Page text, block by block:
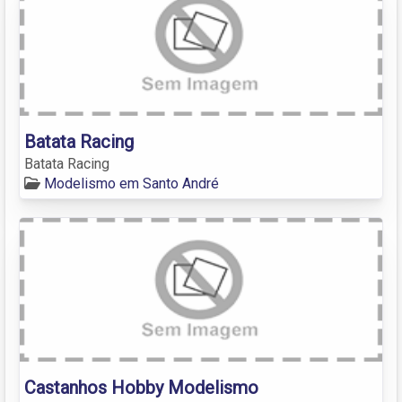
Batata Racing
Batata Racing
Modelismo em Santo André
Castanhos Hobby Modelismo